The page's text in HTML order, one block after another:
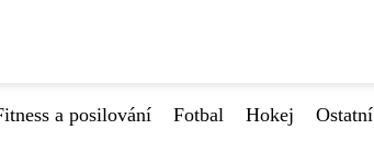
a posilování Fotbal Hokej Ostatní